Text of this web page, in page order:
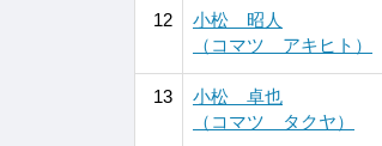
12
小松 昭人
（コマツ アキヒト）
13
小松 卓也
（コマツ タクヤ）